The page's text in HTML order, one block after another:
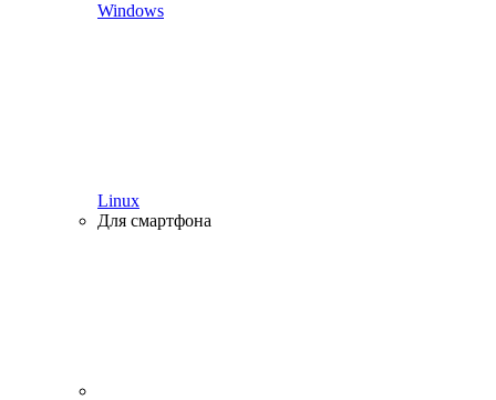
Windows
Linux
Для смартфона